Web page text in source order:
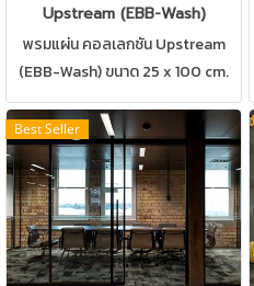
Upstream (EBB-Wash)
พรมแผ่น คอลเลกชัน Upstream
(EBB-Wash) ขนาด 25 x 100 cm.
พรมแผ่นที่มาครบสองดีไซน์ปูผสม
ผสานกันได้อย่างลงตัว สามารถปูได้
ทุกสถานที่ เช่น บ้าน สำนักงาน คอน
โด ห้องทำงาน ห้องประชุม ดูแลรักษา
ง่าย
Best Seller